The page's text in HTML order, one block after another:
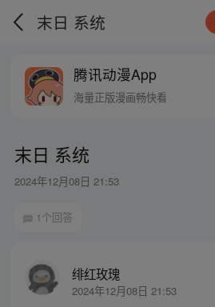
末日 系统
腾讯动漫App
海量正版漫画畅快看
末日 系统
2024年12月08日 21:53
1个回答
绯红玫瑰
2024年12月08日 21:53